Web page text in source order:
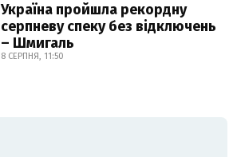
Україна пройшла рекордну
серпневу спеку без відключень
– Шмигаль
8 СЕРПНЯ, 11:50